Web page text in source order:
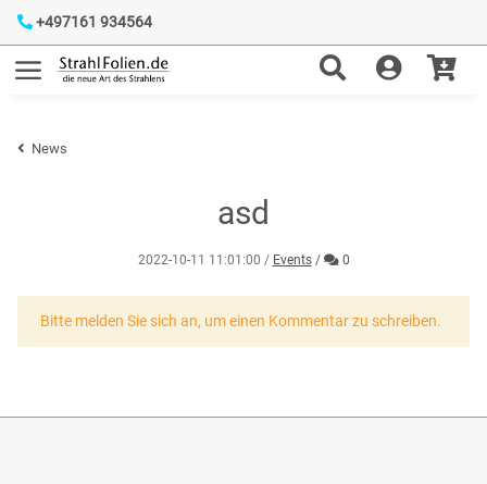
+497161 934564
News
asd
2022-10-11 11:01:00 / Events / Kommentare
0
x
Bitte melden Sie sich an, um einen Kommentar zu schreiben.